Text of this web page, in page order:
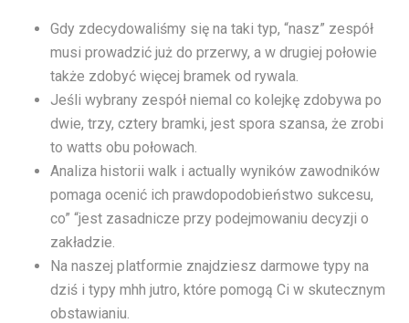
Gdy zdecydowaliśmy się na taki typ, “nasz” zespół
musi prowadzić już do przerwy, a w drugiej połowie
także zdobyć więcej bramek od rywala.
Jeśli wybrany zespół niemal co kolejkę zdobywa po
dwie, trzy, cztery bramki, jest spora szansa, że zrobi
to watts obu połowach.
Analiza historii walk i actually wyników zawodników
pomaga ocenić ich prawdopodobieństwo sukcesu,
co” “jest zasadnicze przy podejmowaniu decyzji o
zakładzie.
Na naszej platformie znajdziesz darmowe typy na
dziś i typy mhh jutro, które pomogą Ci w skutecznym
obstawianiu.